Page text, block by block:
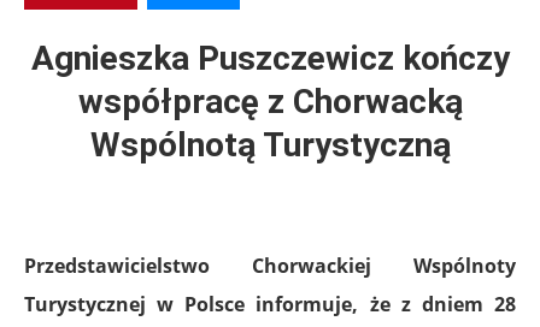
Agnieszka Puszczewicz kończy
współpracę z Chorwacką
Wspólnotą Turystyczną
Przedstawicielstwo Chorwackiej Wspólnoty
Turystycznej w Polsce informuje, że z dniem 28